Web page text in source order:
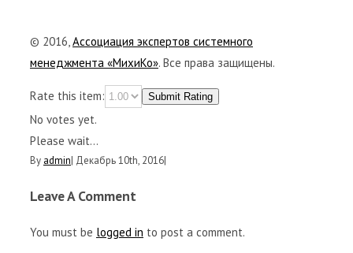
© 2016,Ассоциация экспертов системного
менеджмента «МихиКо». Все права защищены.
Rate this item: Submit Rating
No votes yet.
Please wait...
By admin| Декабрь 10th, 2016|
Leave A Comment
You must be logged in to post a comment.